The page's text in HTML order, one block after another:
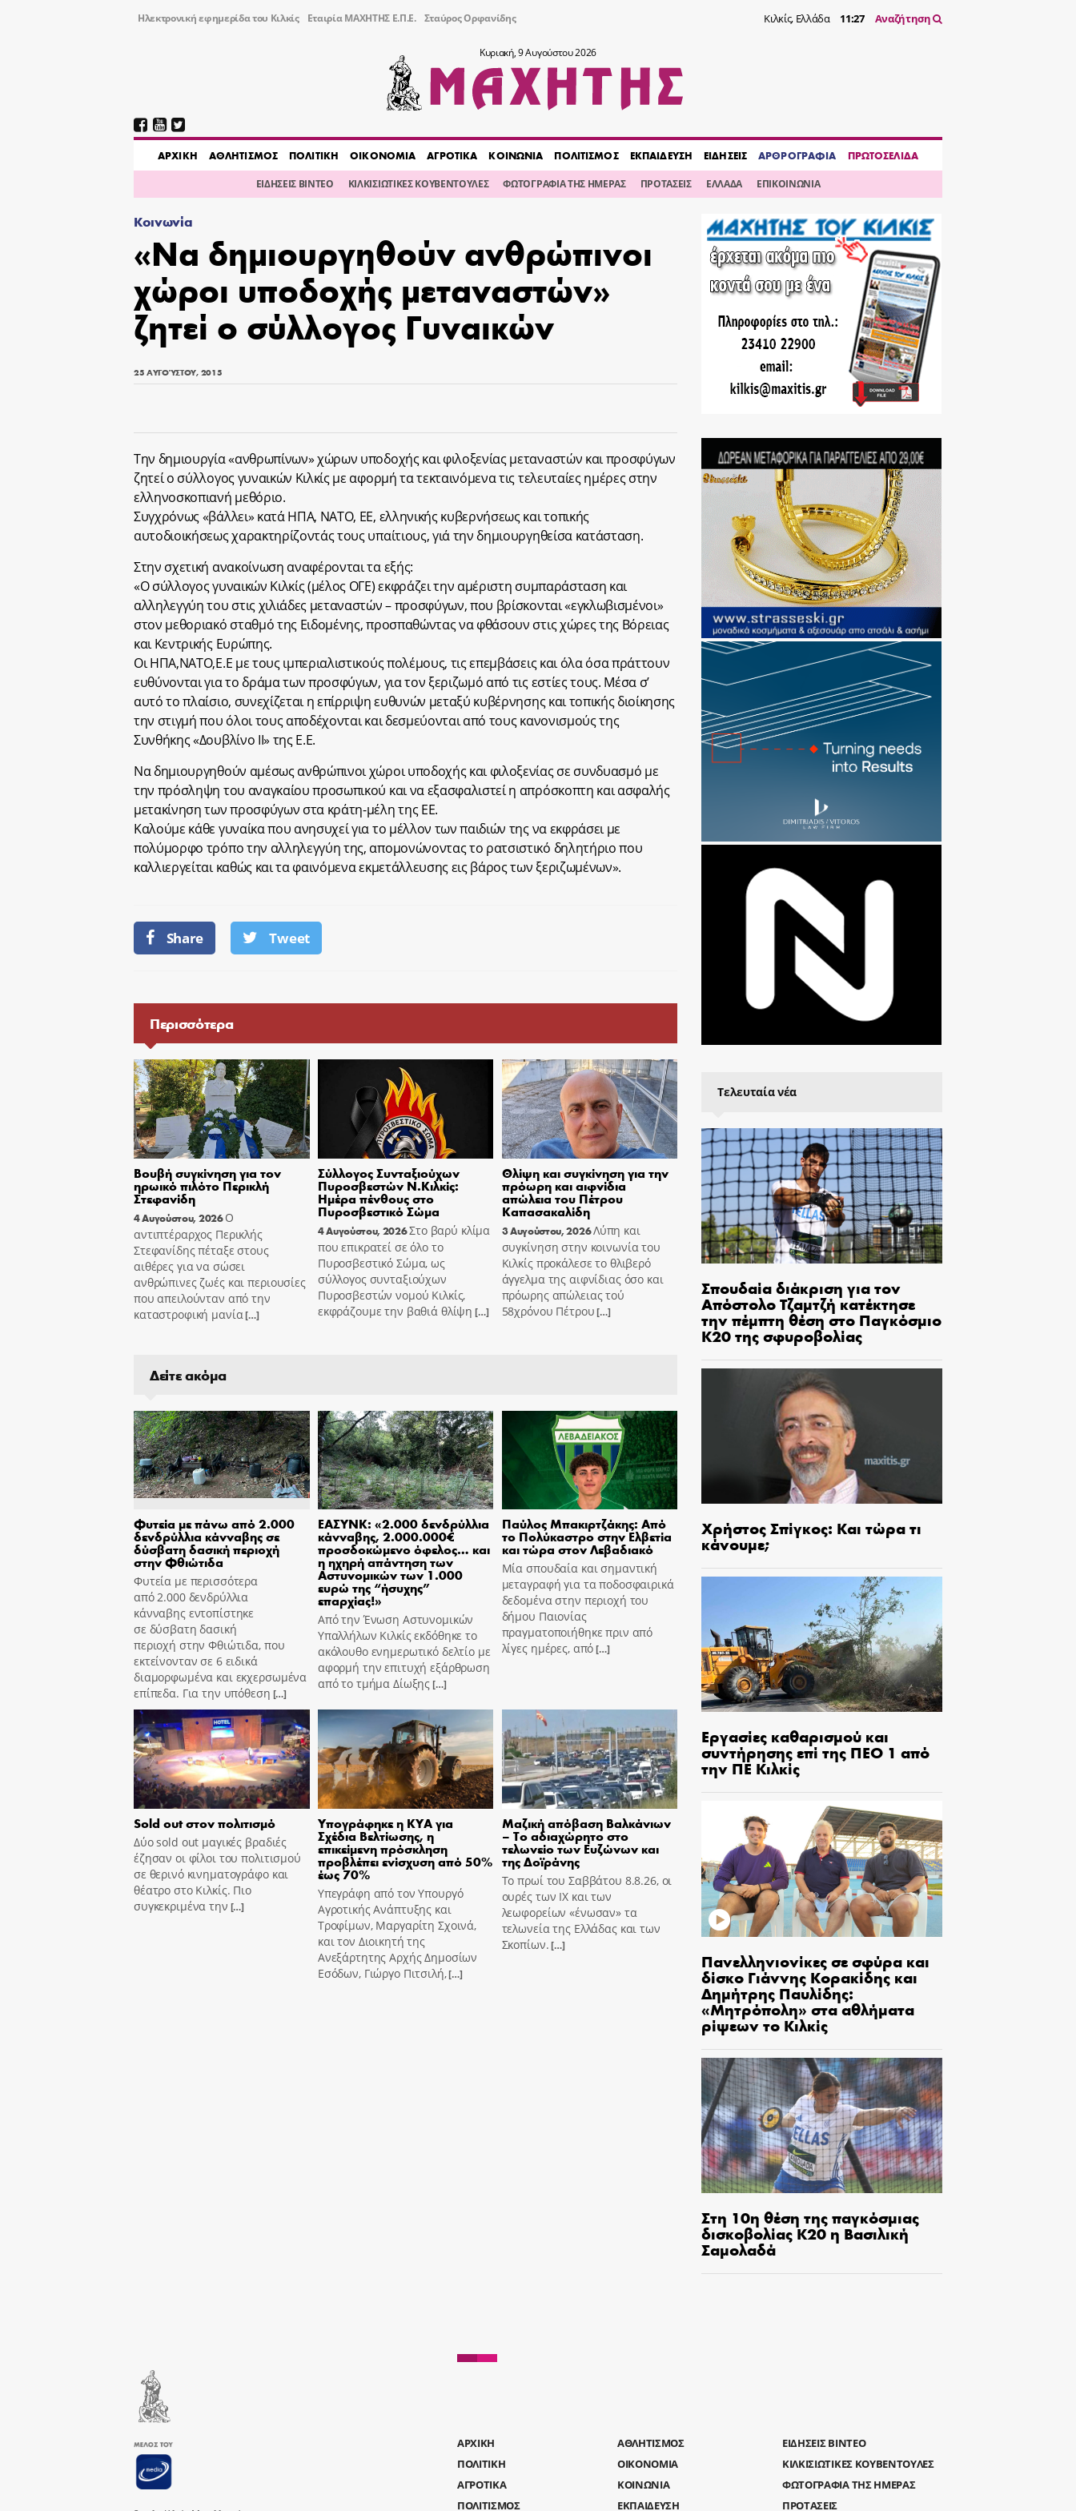
Ηλεκτρονική εφημερίδα του Κιλκίς Εταιρία ΜΑΧΗΤΗΣ Ε.Π.Ε. Σταύρος Ορφανίδης Κιλκίς, Ελλάδα 11:27 Αναζήτηση
Κυριακή, 9 Αυγούστου 2026
AΡΧΙΚΗ ΑΘΛΗΤΙΣΜΟΣ ΠΟΛΙΤΙΚΗ ΟΙΚΟΝΟΜΙΑ ΑΓΡΟΤΙΚΑ ΚΟΙΝΩΝΙΑ ΠΟΛΙΤΙΣΜΟΣ ΕΚΠΑΙΔΕΥΣΗ ΕΙΔΗΣΕΙΣ ΑΡΘΡΟΓΡΑΦΙΑ ΠΡΩΤΟΣΕΛΙΔΑ
ΕΙΔΗΣΕΙΣ ΒΙΝΤΕΟ ΚΙΛΚΙΣΙΩΤΙΚΕΣ ΚΟΥΒΕΝΤΟΥΛΕΣ ΦΩΤΟΓΡΑΦΙΑ ΤΗΣ ΗΜΕΡΑΣ ΠΡΟΤΑΣΕΙΣ ΕΛΛΑΔΑ ΕΠΙΚΟΙΝΩΝΙΑ
Κοινωνία
«Να δημιουργηθούν ανθρώπινοι
χώροι υποδοχής μεταναστών»
ζητεί ο σύλλογος Γυναικών
25 ΑΥΓΟΎΣΤΟΥ, 2015
Την δημιουργία «ανθρωπίνων» χώρων υποδοχής και φιλοξενίας μεταναστών και προσφύγων
ζητεί ο σύλλογος γυναικών Κιλκίς με αφορμή τα τεκταινόμενα τις τελευταίες ημέρες στην
ελληνοσκοπιανή μεθόριο.
Συγχρόνως «βάλλει» κατά ΗΠΑ, ΝΑΤΟ, ΕΕ, ελληνικής κυβερνήσεως και τοπικής
αυτοδιοικήσεως χαρακτηρίζοντάς τους υπαίτιους, γιά την δημιουργηθείσα κατάσταση.
Στην σχετική ανακοίνωση αναφέρονται τα εξής:
«Ο σύλλογος γυναικών Κιλκίς (μέλος ΟΓΕ) εκφράζει την αμέριστη συμπαράσταση και
αλληλεγγύη του στις χιλιάδες μεταναστών – προσφύγων, που βρίσκονται «εγκλωβισμένοι»
στον μεθοριακό σταθμό της Ειδομένης, προσπαθώντας να φθάσουν στις χώρες της Βόρειας
και Κεντρικής Ευρώπης.
Οι ΗΠΑ,ΝΑΤΟ,Ε.Ε με τους ιμπεριαλιστικούς πολέμους, τις επεμβάσεις και όλα όσα πράττουν
ευθύνονται για το δράμα των προσφύγων, για τον ξεριζωμό από τις εστίες τους. Μέσα σ’
αυτό το πλαίσιο, συνεχίζεται η επίρριψη ευθυνών μεταξύ κυβέρνησης και τοπικής διοίκησης
την στιγμή που όλοι τους αποδέχονται και δεσμεύονται από τους κανονισμούς της
Συνθήκης «Δουβλίνο ΙΙ» της Ε.Ε.
Να δημιουργηθούν αμέσως ανθρώπινοι χώροι υποδοχής και φιλοξενίας σε συνδυασμό με
την πρόσληψη του αναγκαίου προσωπικού και να εξασφαλιστεί η απρόσκοπτη και ασφαλής
μετακίνηση των προσφύγων στα κράτη-μέλη της ΕΕ.
Καλούμε κάθε γυναίκα που ανησυχεί για το μέλλον των παιδιών της να εκφράσει με
πολύμορφο τρόπο την αλληλεγγύη της, απομονώνοντας το ρατσιστικό δηλητήριο που
καλλιεργείται καθώς και τα φαινόμενα εκμετάλλευσης εις βάρος των ξεριζωμένων».
Share Tweet
Περισσότερα
Βουβή συγκίνηση για τον
ηρωικό πιλότο Περικλή
Στεφανίδη
4 Αυγούστου, 2026Ο
αντιπτέραρχος Περικλής
Στεφανίδης πέταξε στους
αιθέρες για να σώσει
ανθρώπινες ζωές και περιουσίες
που απειλούνταν από την
καταστροφική μανία[…]
Σύλλογος Συνταξιούχων
Πυροσβεστών Ν.Κιλκίς:
Ημέρα πένθους στο
Πυροσβεστικό Σώμα
4 Αυγούστου, 2026Στο βαρύ κλίμα
που επικρατεί σε όλο το
Πυροσβεστικό Σώμα, ως
σύλλογος συνταξιούχων
Πυροσβεστών νομού Κιλκίς,
εκφράζουμε την βαθιά θλίψη […]
Θλίψη και συγκίνηση για την
πρόωρη και αιφνίδια
απώλεια του Πέτρου
Καπασακαλίδη
3 Αυγούστου, 2026Λύπη και
συγκίνηση στην κοινωνία του
Κιλκίς προκάλεσε το θλιβερό
άγγελμα της αιφνίδιας όσο και
πρόωρης απώλειας τού
58χρόνου Πέτρου[…]
Δείτε ακόμα
Φυτεία με πάνω από 2.000
δενδρύλλια κάνναβης σε
δύσβατη δασική περιοχή
στην Φθιώτιδα
Φυτεία με περισσότερα
από 2.000 δενδρύλλια
κάνναβης εντοπίστηκε
σε δύσβατη δασική
περιοχή στην Φθιώτιδα, που
εκτείνονταν σε 6 ειδικά
διαμορφωμένα και εκχερσωμένα
επίπεδα. Για την υπόθεση […]
ΕΑΣΥΝΚ: «2.000 δενδρύλλια
κάνναβης, 2.000.000€
προσδοκώμενο όφελος… και
η ηχηρή απάντηση των
Αστυνομικών των 1.000
ευρώ της “ήσυχης”
επαρχίας!»
Από την Ένωση Αστυνομικών
Υπαλλήλων Κιλκίς εκδόθηκε το
ακόλουθο ενημερωτικό δελτίο με
αφορμή την επιτυχή εξάρθρωση
από το τμήμα Δίωξης[…]
Παύλος Μπακιρτζάκης: Από
το Πολύκαστρο στην Ελβετία
και τώρα στον Λεβαδιακό
Μία σπουδαία και σημαντική
μεταγραφή για τα ποδοσφαιρικά
δεδομένα στην περιοχή του
δήμου Παιονίας
πραγματοποιήθηκε πριν από
λίγες ημέρες, από[…]
Sold out στον πολιτισμό
Δύο sold out μαγικές βραδιές
έζησαν οι φίλοι του πολιτισμού
σε θερινό κινηματογράφο και
θέατρο στο Κιλκίς. Πιο
συγκεκριμένα την […]
Υπογράφηκε η ΚΥΑ για
Σχέδια Βελτίωσης, η
επικείμενη πρόσκληση
προβλέπει ενίσχυση από 50%
έως 70%
Υπεγράφη από τον Υπουργό
Αγροτικής Ανάπτυξης και
Τροφίμων, Μαργαρίτη Σχοινά,
και τον Διοικητή της
Ανεξάρτητης Αρχής Δημοσίων
Εσόδων, Γιώργο Πιτσιλή,[…]
Μαζική απόβαση Βαλκάνιων
– Το αδιαχώρητο στο
τελωνείο των Ευζώνων και
της Δοϊράνης
Το πρωί του Σαββάτου 8.8.26, οι
ουρές των ΙΧ και των
λεωφορείων «ένωσαν» τα
τελωνεία της Ελλάδας και των
Σκοπίων.[…]
Τελευταία νέα
Σπουδαία διάκριση για τον
Απόστολο Τζαμτζή κατέκτησε
την πέμπτη θέση στο Παγκόσμιο
Κ20 της σφυροβολίας
Χρήστος Σπίγκος: Και τώρα τι
κάνουμε;
Εργασίες καθαρισμού και
συντήρησης επί της ΠΕΟ 1 από
την ΠΕ Κιλκίς
Πανελληνιονίκες σε σφύρα και
δίσκο Γιάννης Κορακίδης και
Δημήτρης Παυλίδης:
«Μητρόπολη» στα αθλήματα
ρίψεων το Κιλκίς
Στη 10η θέση της παγκόσμιας
δισκοβολίας Κ20 η Βασιλική
Σαμολαδά
AΡΧΙΚΗ
ΑΘΛΗΤΙΣΜΟΣ
ΠΟΛΙΤΙΚΗ
ΟΙΚΟΝΟΜΙΑ
ΑΓΡΟΤΙΚΑ
ΚΟΙΝΩΝΙΑ
ΠΟΛΙΤΙΣΜΟΣ
ΕΚΠΑΙΔΕΥΣΗ
ΕΙΔΗΣΕΙΣ ΒΙΝΤΕΟ
ΚΙΛΚΙΣΙΩΤΙΚΕΣ ΚΟΥΒΕΝΤΟΥΛΕΣ
ΦΩΤΟΓΡΑΦΙΑ ΤΗΣ ΗΜΕΡΑΣ
ΠΡΟΤΑΣΕΙΣ